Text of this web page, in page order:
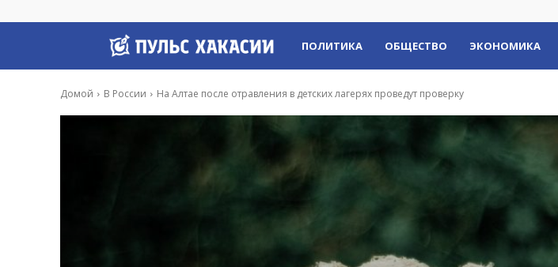
Пульс
Хакасии
ПОЛИТИКА ОБЩЕСТВО ЭКОНОМИКА
Домой В России На Алтае после отравления в детских лагерях проведут проверку